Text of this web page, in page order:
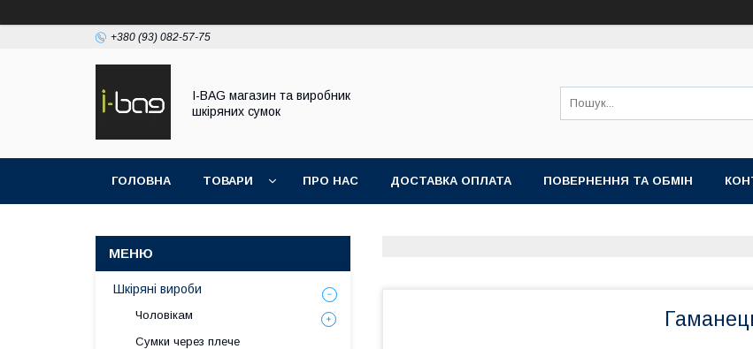
+380 (93) 082-57-75
I-BAG магазин та виробник
шкіряних сумок
ГОЛОВНА ТОВАРИ ПРО НАС ДОСТАВКА ОПЛАТА ПОВЕРНЕННЯ ТА ОБМІН
Шкіряні вироби
Чоловікам
Сумки через плече